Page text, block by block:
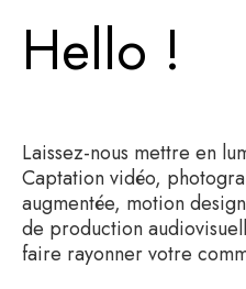
Hello !
Laissez-nous mettre en
Captation vidéo,
augmentée, motion
de production
faire rayonner votre